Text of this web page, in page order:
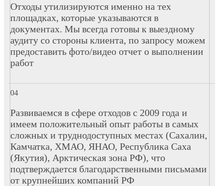
Отходы утилизируются именно на тех
площадках, которые указываются в
документах. Мы всегда готовы к выездному
аудиту со стороны клиента, по запросу можем
предоставить фото/видео отчет о выполнении
работ
Развиваемся в сфере отходов с 2009 года и
имеем положительный опыт работы в самых
сложных и труднодоступных местах (Сахалин,
Камчатка, ХМАО, ЯНАО, Республика Саха
(Якутия), Арктическая зона РФ), что
подтверждается благодарственными письмами
от крупнейших компаний РФ